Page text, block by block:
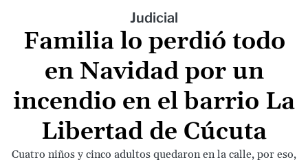
Judicial
Familia lo perdió todo
en Navidad por un
incendio en el barrio La
Libertad de Cúcuta
Cuatro niños y cinco adultos quedaron en la calle, por eso,